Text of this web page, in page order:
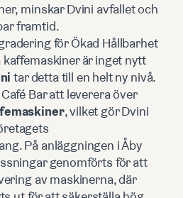
minskar Dvini avfallet och
framtid.
för Ökad Hållbarhet
är inget nytt
tar detta till en helt ny nivå.
Bar att leverera över
, vilket gör Dvini
På anläggningen i Åby
genomförts för att
av maskinerna, där